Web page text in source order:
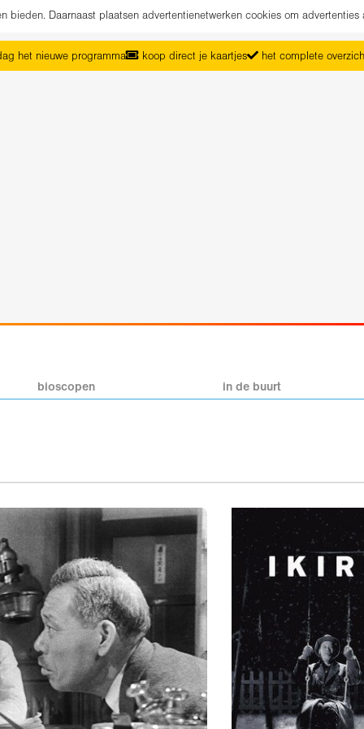
bieden. Daarnaast plaatsen advertentienetwerken cookies om
het nieuwe programma koop direct je kaartjes het complete
bioscopen in de buurt